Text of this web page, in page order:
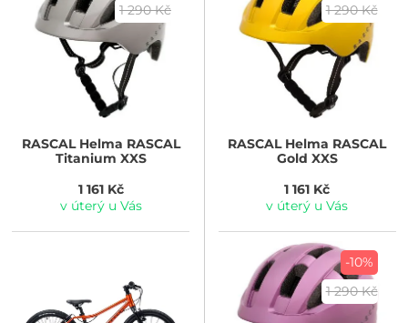
1 290 Kč
RASCALHelma RASCAL
Titanium XXS
1 161 Kč
v úterý u Vás
1 290 Kč
RASCALHelma RASCAL
Gold XXS
1 161 Kč
v úterý u Vás
-10%
1 290 Kč